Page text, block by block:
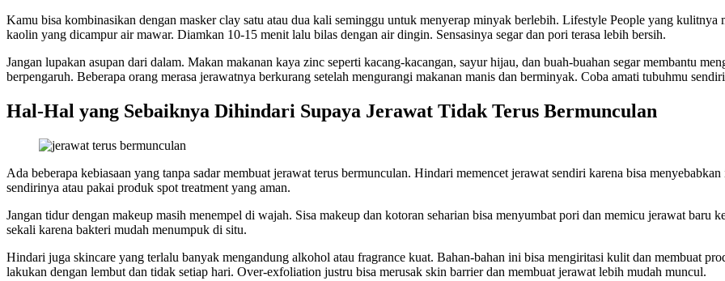
Kamu bisa kombinasikan dengan masker clay satu atau dua kali seminggu untuk menyerap minyak berlebih. Lifestyle People yang kulitnya
kaolin yang dicampur air mawar. Diamkan 10-15 menit lalu bilas dengan air dingin. Sensasinya segar dan pori terasa lebih bersih.
Jangan lupakan asupan dari dalam. Makan makanan kaya zinc seperti kacang-kacangan, sayur hijau, dan buah-buahan segar membantu
berpengaruh. Beberapa orang merasa jerawatnya berkurang setelah mengurangi makanan manis dan berminyak. Coba amati tubuhmu
Hal-Hal yang Sebaiknya Dihindari Supaya Jerawat Tidak Terus Bermunculan
Ada beberapa kebiasaan yang tanpa sadar membuat jerawat terus bermunculan. Hindari memencet jerawat sendiri karena bisa
sendirinya atau pakai produk spot treatment yang aman.
Jangan tidur dengan makeup masih menempel di wajah. Sisa makeup dan kotoran seharian bisa menyumbat pori dan memicu jerawat baru
sekali karena bakteri mudah menumpuk di situ.
Hindari juga skincare yang terlalu banyak mengandung alkohol atau fragrance kuat. Bahan-bahan ini bisa mengiritasi kulit dan membuat
lakukan dengan lembut dan tidak setiap hari. Over-exfoliation justru bisa merusak skin barrier dan membuat jerawat lebih mudah muncul.